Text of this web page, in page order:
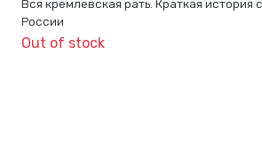
Вся кремлевская рать. Краткая история
России
Out of stock